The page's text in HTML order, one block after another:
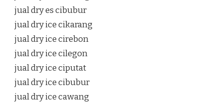
jual dry es cibubur
jual dry ice cikarang
jual dry ice cirebon
jual dry ice cilegon
jual dry ice ciputat
jual dry ice cibubur
jual dry ice cawang